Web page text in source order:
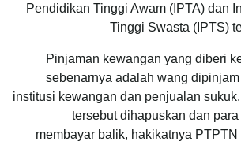
Pendidikan Tinggi Awam (IPTA) dan
Tinggi Swasta (IPTS)
Pinjaman kewangan yang diberi
sebenarnya adalah wang
institusi kewangan dan penjualan
tersebut dihapuskan dan
membayar balik, hakikatnya